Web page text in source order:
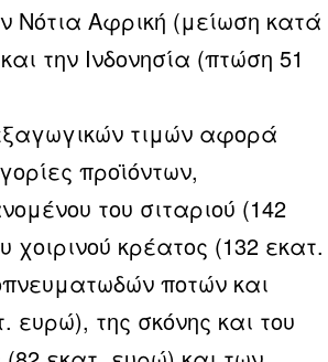
Νότια Αφρική (μείωση κατά
την Ινδονησία (πτώση 51
τιμών αφορά
προϊόντων,
του σιταριού (142
χοιρινού κρέατος (132 εκατ.
ποτών και
ευρώ), της σκόνης και του